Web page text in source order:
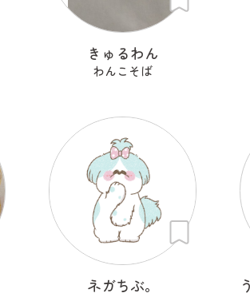
きゅるわん
わんこそば
ネガちぶ。